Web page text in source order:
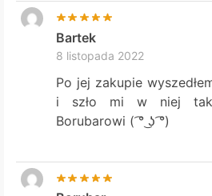
Bartek
8 listopada 2022
Po jej zakupie
i szło mi w niej
Borubarowi ( ͡° ͜ʖ ͡°)